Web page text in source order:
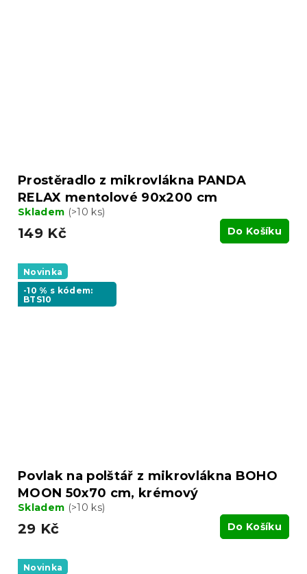
Prostěradlo z mikrovlákna PANDA
RELAX mentolové 90x200 cm
Skladem (>10 ks)
149 Kč Do Košíku
Novinka
-10 % s kódem:
BTS10
Povlak na polštář z mikrovlákna BOHO
MOON 50x70 cm, krémový
Skladem (>10 ks)
29 Kč Do Košíku
Novinka